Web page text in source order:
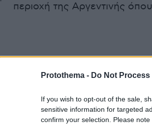
Protothema - Do Not
If you wish to opt-out of the sale,
sensitive information for targeted
confirm your selection. Please
περιοχή της Αργεντινής